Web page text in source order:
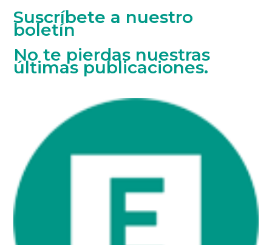
Suscríbete a nuestro
boletín
No te pierdas nuestras
últimas publicaciones.